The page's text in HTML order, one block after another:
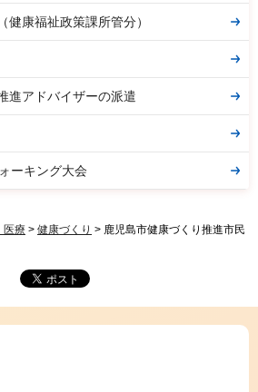
健康福祉政策課所管分）
進アドバイザーの派遣
ーキング大会
医療 > 健康づくり > 鹿児島市健康づくり推進市民